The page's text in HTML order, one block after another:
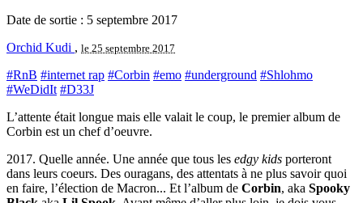
Date de sortie : 5 septembre 2017
Orchid Kudi , le 25 septembre 2017
#RnB #internet rap #Corbin #emo #underground #Shlohmo
#WeDidIt #D33J
L’attente était longue mais elle valait le coup, le premier album de
Corbin est un chef d’oeuvre.
2017. Quelle année. Une année que tous les edgy kids porteront
dans leurs coeurs. Des ouragans, des attentats à ne plus savoir quoi
en faire, l’élection de Macron... Et l’album de Corbin, aka Spooky